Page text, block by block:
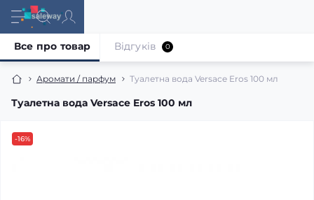
Аромати / парфум Туалетна вода Versace Eros 100 мл
Туалетна вода Versace Eros 100 мл
Все про товар Відгуків 0
-16%